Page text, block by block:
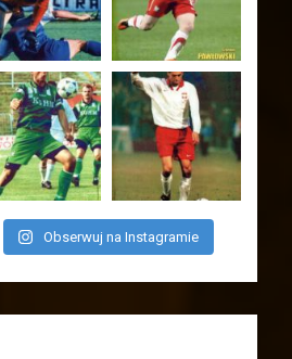
Obserwuj na Instagramie